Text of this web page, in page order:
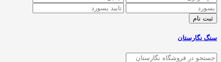
سنگ نگارستان